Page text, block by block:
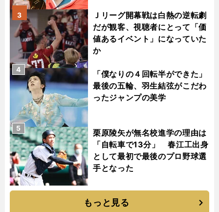
Ｊリーグ開幕戦は白熱の逆転劇
だが観客、視聴者にとって「価
値あるイベント」になっていた
か
3
「僕なりの４回転半ができた」
最後の五輪、羽生結弦がこだわ
ったジャンプの美学
4
栗原陵矢が無名校進学の理由は
「自転車で13分」 春江工出身
として最初で最後のプロ野球選
手となった
5
もっと見る